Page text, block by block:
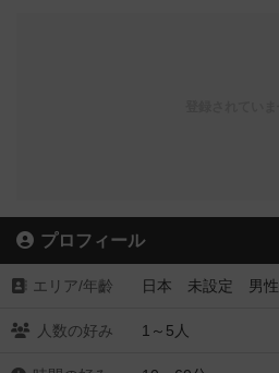
プロフィール
エリア/年齡 日本 未設定 男性
人数の好み 1～5人